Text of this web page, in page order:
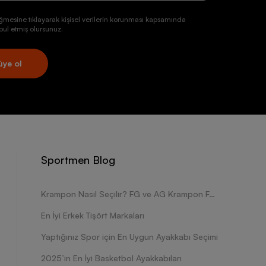
tıklayarak kişisel verilerin korunması kapsamında
etmiş olursunuz.
ol
Sportmen Blog
Krampon Nasıl Seçilir? FG ve AG Krampon Farkları Nelerdir?
En İyi Erkek Tişört Markaları
Yaptığınız Spor için En Uygun Ayakkabı Seçimi
2025’in En İyi Basketbol Ayakkabıları